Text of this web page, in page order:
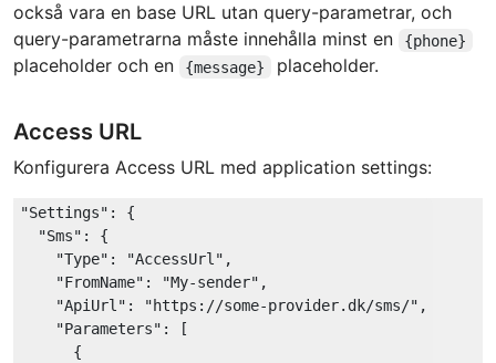
också vara en base URL utan query-parametrar, och
query-parametrarna måste innehålla minst en
{phone}
placeholder och en {message} placeholder.
Access URL
Konfigurera Access URL med application settings:
"Settings" : {
"Sms" : {
"Type" : "AccessUrl" ,
"FromName" : "My-sender" ,
"ApiUrl" : "https://some-provider.dk/sms/" ,
"Parameters" : [
      {